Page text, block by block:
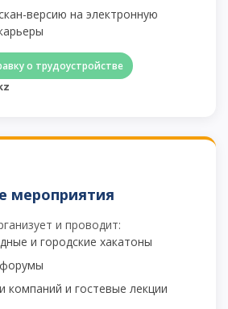
версию на электронную
о трудоустройстве
мероприятия
и проводит:
и городские хакатоны
компаний и гостевые лекции